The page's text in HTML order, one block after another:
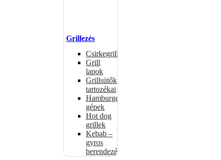
Grillezés
Csirkegrillek
Grill
lapok
Grillsütők
tartozékai
Hamburgerformázó
gépek
Hot dog
grillek
Kebab –
gyros
berendezés